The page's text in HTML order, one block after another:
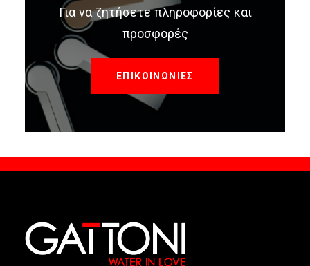
Για να ζητήσετε πληροφορίες και
προσφορές
ΕΠΙΚΟΙΝΩΝΙΕΣ